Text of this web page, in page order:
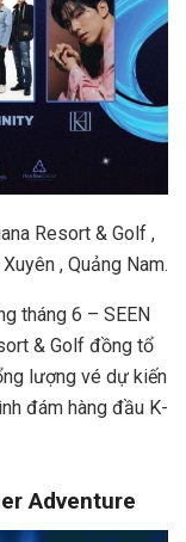
Resort & Golf ,
, Quảng Nam.
tháng 6 – SEEN
& Golf đồng tổ
lượng vé dự kiến
đám hàng đầu K-
Adventure